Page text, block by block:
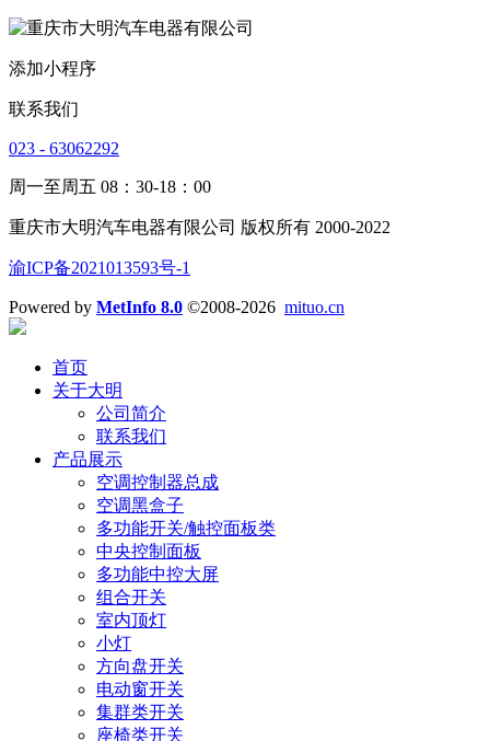
添加小程序
联系我们
023 - 63062292
周一至周五 08：30-18：00
重庆市大明汽车电器有限公司 版权所有 2000-2022
渝ICP备2021013593号-1
Powered by MetInfo 8.0 ©2008-2026 mituo.cn
首页
关于大明
公司简介
联系我们
产品展示
空调控制器总成
空调黑盒子
多功能开关/触控面板类
中央控制面板
多功能中控大屏
组合开关
室内顶灯
小灯
方向盘开关
电动窗开关
集群类开关
座椅类开关